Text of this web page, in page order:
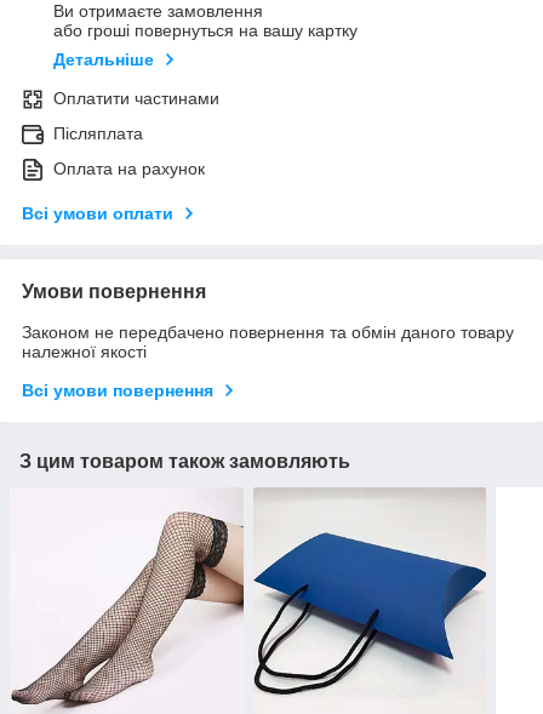
Ви отримаєте замовлення
або гроші повернуться на вашу картку
Детальніше
Оплатити частинами
Післяплата
Оплата на рахунок
Всі умови оплати
Умови повернення
Законом не передбачено повернення та обмін даного товару
належної якості
Всі умови повернення
З цим товаром також замовляють